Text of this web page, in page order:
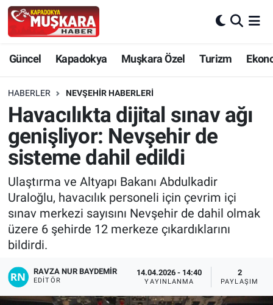
Güncel Kapadokya Muşkara Özel Turizm
HABERLER NEVŞEHIR HABERLERI
Havacılıkta dijital sınav ağı
genişliyor: Nevşehir de
sisteme dahil edildi
Ulaştırma ve Altyapı Bakanı Abdulkadir
Uraloğlu, havacılık personeli için çevrim içi
sınav merkezi sayısını Nevşehir de dahil olmak
üzere 6 şehirde 12 merkeze çıkardıklarını
bildirdi.
RAVZA NUR BAYDEMIR
EDITÖR
14.04.2026 - 14:40
YAYINLANMA
2
PAYLAŞIM
Güncel
SEÇİM
Muşkara Özel
Kapadokya
Turizm
Yaşam
Nevşehir Hava Durumu
Nevşehir Trafik Yoğunluk Haritası
Süper Lig Puan Durumu ve Fikstür
Son Dakika Haberleri
Haber Arşivi